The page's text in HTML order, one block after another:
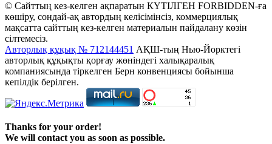
© Сайттың кез-келген ақпаратын КҮТІЛГЕН FORBIDDEN-ға
көшіру, сондай-ақ автордың келісімінсіз, коммерциялық
мақсатта сайттың кез-келген материалын пайдалану көзін
сілтемесіз.
Авторлық құқық № 712144451 АҚШ-тың Нью-Йорктегі
авторлық құқықты қорғау жөніндегі халықаралық
компаниясында тіркелген Берн конвенциясы бойынша
кепілдік берілген.
Thanks for your order!
We will contact you as soon as possible.